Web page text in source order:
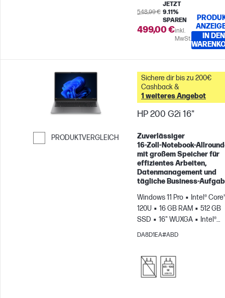
548,99 €
JETZT
9.11%
SPAREN
499,00 €inkl.
MwSt.
IN DEN
PRODUKTVERGLEICH
Weiter zum Vergleichen
Sichere dir bis zu 200€
Cashback &
1 weiteres Angebot
HP 200 G2i 16"
Zuverlässiger
mit großem Speicher für
effizientes Arbeiten,
Datenmanagement und
tägliche
Windows 11 Pro
Intel®
120U
16 GB RAM
512 GB
SSD
16" WUXGA
Intel®
Grafikkarte
DA8D1EA#ABD